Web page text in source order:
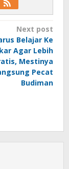
Next post
Belajar Ke
Agar Lebih
Mestinya
Pecat
Budiman